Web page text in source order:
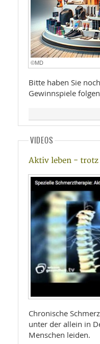
©MD
Bitte haben Sie
Gewinnspiele
VIDEOS
Aktiv leben - trotz
Chronische
unter der allein in
Menschen leiden.